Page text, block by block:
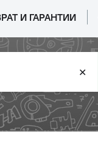
И ГАРАНТИИ
✕